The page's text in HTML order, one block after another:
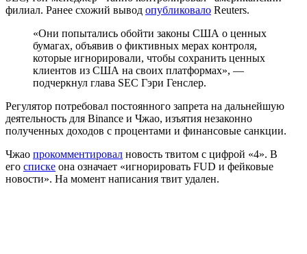
филиал. Ранее схожий вывод опубликовало Reuters.
«Они попытались обойти законы США о ценных
бумагах, объявив о фиктивных мерах контроля,
которые игнорировали, чтобы сохранить ценных
клиентов из США на своих платформах», —
подчеркнул глава SEC Гэри Генслер.
Регулятор потребовал постоянного запрета на дальнейшую
деятельность для Binance и Чжао, изъятия незаконно
полученных доходов с процентами и финансовые санкции.
Чжао прокомментировал новость твитом с цифрой «4». В
его списке она означает «игнорировать FUD и фейковые
новости». На момент написания твит удален.